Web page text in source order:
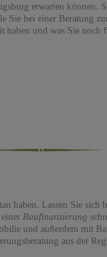
erwarten können.
Sie bei einer Beratung
haben und was Sie noch
haben. Lassen Sie sich
einerBaufinanzierung
und außerdem mit
aus der